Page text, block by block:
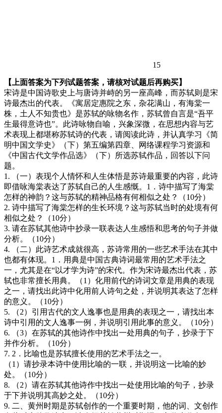
15
【上面答案为下列试题答案，请核对试题后再购买】
宋诗是中国诗歌史上与唐诗并峙的另一座高峰，而苏轼则是宋
诗最杰出的代表。《寓居定惠院之东，杂花满山，有海棠一
株，土人不知贵也》是苏轼的咏物名作，苏轼曾自言是“吾平
生最得意诗也”。此诗咏物自喻，兴象深微，在思想内容与艺
术表现上都堪称苏轼诗的代表，请阅读此诗，并认真学习《简
明中国文学史》（下）第五编第四章、网络课程学习资源和
《中国古代文学作品选》（下）所选苏轼作品，回答以下问
题。
1. （一）表现个人情怀和人生体悟是苏诗最重要的内容，此诗
即借咏海棠表达了苏轼自己的人生感慨。1．诗中描写了海棠
怎样的神韵？这与苏轼的精神品格有何相似之处？（10分）
2. 诗中描写了海棠怎样的生长环境？这与苏轼当时的处境有何
相似之处？（10分）
3. 请在苏轼其他诗中抄录一联表达人生感悟和思考的句子并做
分析。（10分）
4. （二）此诗艺术成就很高，苏诗常用的一些艺术手法在其中
也都有体现。1．用典是中国古典诗词最常用的艺术手法之
一，尤其是在“以才学为诗”的宋代。作为宋诗最杰出代表，苏
轼也非常擅长用典。（1）化用前代的诗词文章是用典的表现
之一，请找出此诗中化用前人诗句之处，并说明其表达了怎样
的意义。（10分）
5. （2）引用古代的文人逸事也是用典的表现之一，请找出本
诗中引用的文人逸事一例，并说明引用此事的意义。（10分）
6. （3）在苏轼的其他诗作中找出一处用典的句子，抄录于下
并作分析。（10分）
7. 2．比喻也是苏轼擅长使用的艺术手法之一。
（1）请抄录本诗中使用比喻的一联，并说明这一比喻的妙
处。（10分）
8. （2）请在苏轼其他诗作中找出一处使用比喻的句子，抄录
于下并说明其高妙之处。（10分）
9. 二、黄州时期是苏轼创作的一个重要时期，他的词、文创作